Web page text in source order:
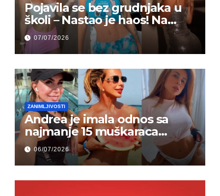
Pojavila se bez grudnjaka u
školi – Nastao je haos! Na
grupi je majke napale (FOTO)
07/07/2026
ZANIMLJIVOSTI
Andrea je imala odnos sa
najmanje 15 muškaraca
odjednom – „Doktor mi je
rekao…“ (FOTO)
06/07/2026